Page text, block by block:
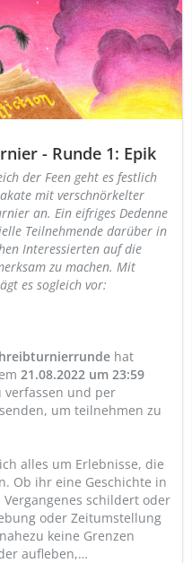
- Runde 1: Epik
der Feen geht es festlich
mit verschnörkelter
an. Ein eifriges Dedenne
Teilnehmende darüber in
Interessierten auf die
zu machen. Mit
es sogleich vor:
hat
21.08.2022 um 23:59
verfassen und per
um teilnehmen zu
alles um Erlebnisse, die
Ob ihr eine Geschichte in
schildert oder
oder Zeitumstellung
keine Grenzen
aufleben,…